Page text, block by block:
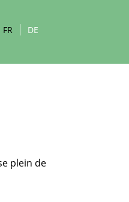
FR DE
plein de